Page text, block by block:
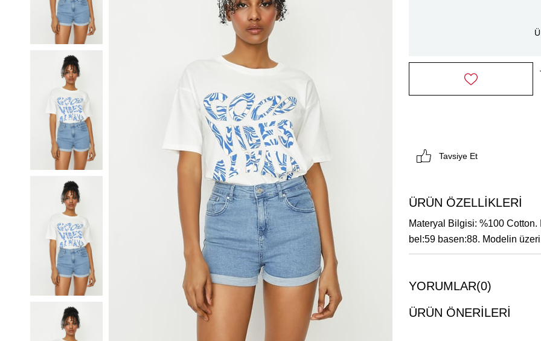
Tavsiye Et
ÜRÜN ÖZELLIKLERI
Materyal Bilgisi: %100
bel:59 basen:88. Modelin
YORUMLAR(0)
ÜRÜN ÖNERILERI